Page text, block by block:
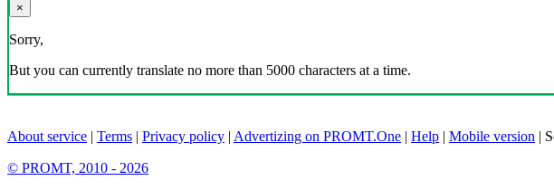
×
Sorry,
But you can currently translate no more than 5000 characters at a time.
About service | Terms | Privacy policy | Advertizing on PROMT.One | Help | Mobile version |
© PROMT, 2010 - 2026